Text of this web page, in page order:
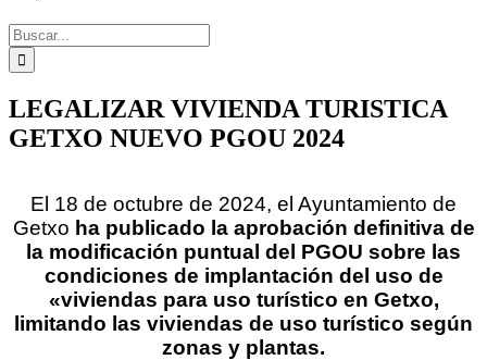
Buscar:
LEGALIZAR VIVIENDA TURISTICA
GETXO NUEVO PGOU 2024
El 18 de octubre de 2024, el Ayuntamiento de
Getxo ha publicado la aprobación definitiva de
la modificación puntual del PGOU sobre las
condiciones de implantación del uso de
«viviendas para uso turístico en Getxo,
limitando las viviendas de uso turístico según
zonas y plantas.